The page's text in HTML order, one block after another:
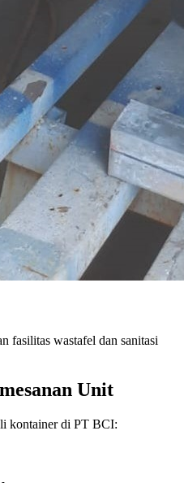
fasilitas wastafel dan sanitasi
Unit
kontainer di PT BCI: